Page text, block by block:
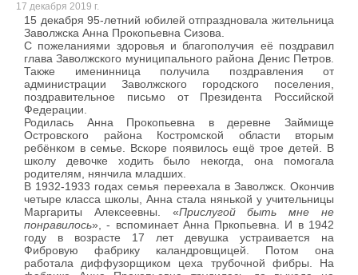
17 декабря 2019 г.
15 декабря 95-летний юбилей отпраздновала жительница
Заволжска Анна Прокопьевна Сизова.
С пожеланиями здоровья и благополучия её поздравил
глава Заволжского муниципального района Денис Петров.
Также именинница получила поздравления от
администрации Заволжского городского поселения,
поздравительное письмо от Президента Российской
Федерации.
Родилась Анна Прокопьевна в деревне Займище
Островского района Костромской области вторым
ребёнком в семье. Вскоре появилось ещё трое детей. В
школу девочке ходить было некогда, она помогала
родителям, нянчила младших.
В 1932-1933 годах семья переехала в Заволжск. Окончив
четыре класса школы, Анна стала нянькой у учительницы
Маргариты Алексеевны. «Прислугой быть мне не
понравилось», - вспоминает Анна Пркопьевна. И в 1942
году в возрасте 17 лет девушка устраивается на
Фибровую фабрику каландровщицей. Потом она
работала диффузорщиком цеха трубочной фибры. На